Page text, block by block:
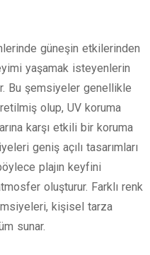
güneşin etkilerinden
yaşamak isteyenlerin
Bu şemsiyeler genellikle
olup, UV koruma
karşı etkili bir koruma
geniş açılı tasarımları
plajın keyfini
oluşturur. Farklı renk
kişisel tarza
sunar.